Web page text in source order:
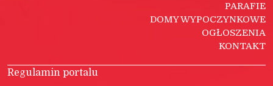
PARAFIE
DOMY WYPOCZYNKOWE
OGŁOSZENIA
KONTAKT
Regulamin portalu